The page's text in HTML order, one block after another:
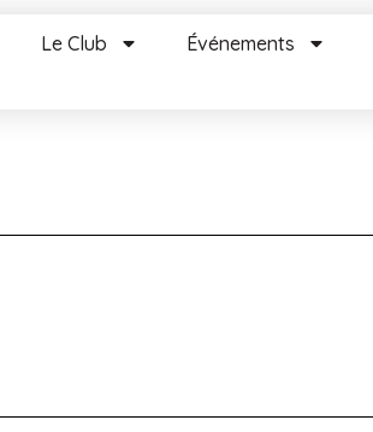
Le Club Événements